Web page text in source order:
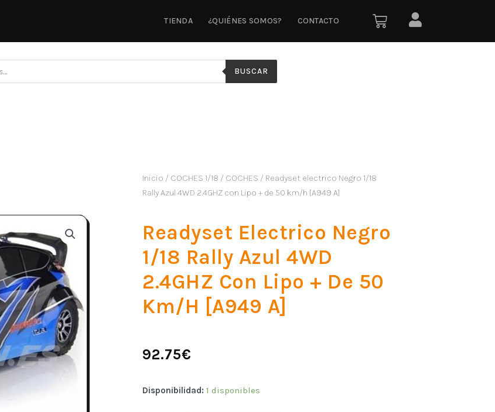
TIENDA ¿QUIÉNES SOMOS? CONTACTO
BUSCAR
Inicio / COCHES 1/18 / COCHES / Readyset electrico Negro 1/18
Rally Azul 4WD 2.4GHZ con Lipo + de 50 km/h [A949 A]
Readyset Electrico Negro
1/18 Rally Azul 4WD
2.4GHZ Con Lipo + De 50
Km/h [A949 A]
92.75€
Disponibilidad: 1 disponibles